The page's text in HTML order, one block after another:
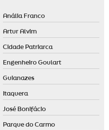
Anália Franco
Artur Alvim
Cidade Patriarca
Engenheiro Goulart
Guianazes
Itaquera
José Bonifácio
Parque do Carmo